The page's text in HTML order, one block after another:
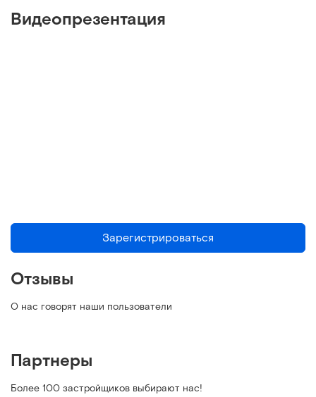
Видеопрезентация
Зарегистрироваться
Отзывы
О нас говорят наши пользователи
Партнеры
Более 100 застройщиков выбирают нас!